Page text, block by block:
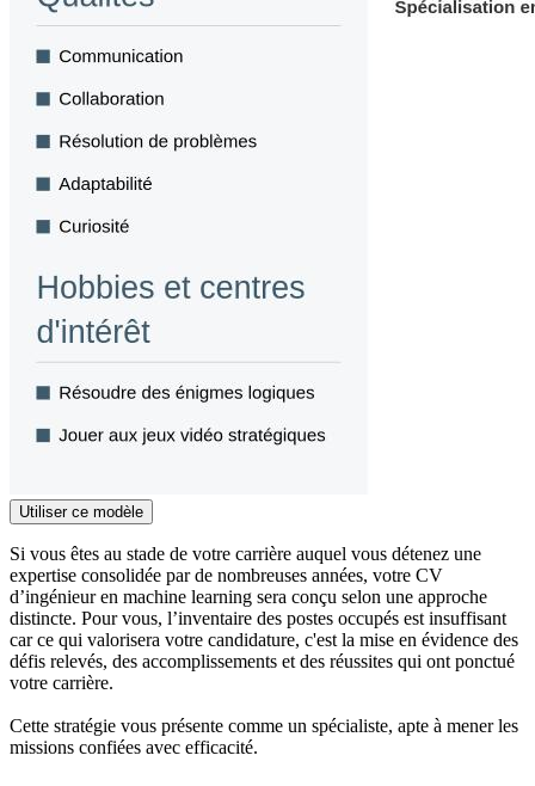
Utiliser ce modèle
Si vous êtes au stade de votre carrière auquel vous détenez une
expertise consolidée par de nombreuses années, votre CV
d’ingénieur en machine learning sera conçu selon une approche
distincte. Pour vous, l’inventaire des postes occupés est insuffisant
car ce qui valorisera votre candidature, c'est la mise en évidence des
défis relevés, des accomplissements et des réussites qui ont ponctué
votre carrière.
Cette stratégie vous présente comme un spécialiste, apte à mener les
missions confiées avec efficacité.